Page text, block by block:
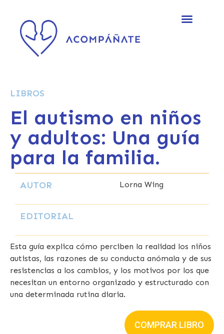
LIBROS
El autismo en niños
y adultos: Una guía
para la familia.
AUTOR Lorna Wing
EDITORIAL
Esta guía explica cómo perciben la realidad los niños
autistas, las razones de su conducta anómala y de sus
resistencias a los cambios, y los motivos por los que
necesitan un entorno organizado y estructurado con
una determinada rutina diaria.
COMPRAR LIBRO